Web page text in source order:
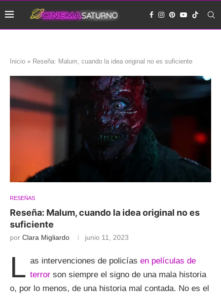
Inicio » Reseña: Malum, cuando la idea original no es suficiente
RESEÑAS
Reseña: Malum, cuando la idea original no es
suficiente
por Clara Migliardo junio 11, 2023
L as intervenciones de policías en películas de
terror son siempre el signo de una mala historia
o, por lo menos, de una historia mal contada. No es el